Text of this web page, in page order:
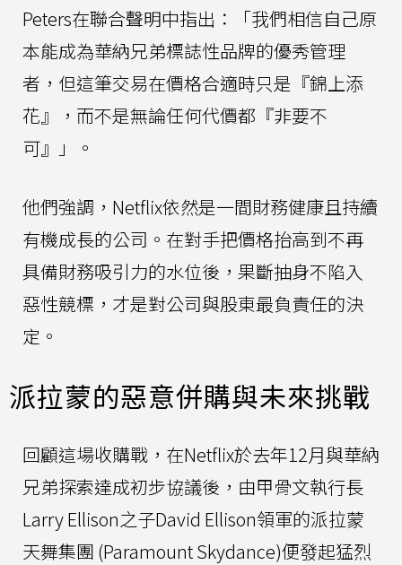
Peters在聯合聲明中指出：「我們相信自己原
本能成為華納兄弟標誌性品牌的優秀管理
者，但這筆交易在價格合適時只是『錦上添
花』，而不是無論任何代價都『非要不
可』」。
他們強調，Netflix依然是一間財務健康且持續
有機成長的公司。在對手把價格抬高到不再
具備財務吸引力的水位後，果斷抽身不陷入
惡性競標，才是對公司與股東最負責任的決
定。
派拉蒙的惡意併購與未來挑戰
回顧這場收購戰，在Netflix於去年12月與華納
兄弟探索達成初步協議後，由甲骨文執行長
Larry Ellison之子David Ellison領軍的派拉蒙
天舞集團 (Paramount Skydance)便發起猛烈